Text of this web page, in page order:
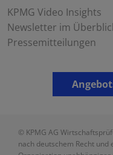
KPMG Video Insights
Newsletter im
Pressemitteilungen
© KPMG AG
nach deutschem Recht und